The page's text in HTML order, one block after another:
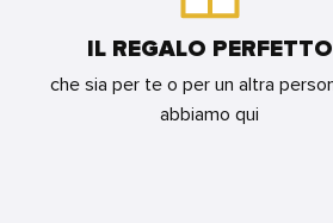
IL REGALO PERFETTO
che sia per te o per un altra
abbiamo qui